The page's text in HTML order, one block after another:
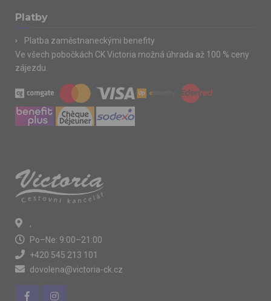
Platby
Platba zaměstnaneckými benefity
Ve všech pobočkách CK Victoria možná úhrada až 100 % ceny
zájezdu.
,
Po–Ne: 9:00–21:00
+420 545 213 101
dovolena@victoria-ck.cz